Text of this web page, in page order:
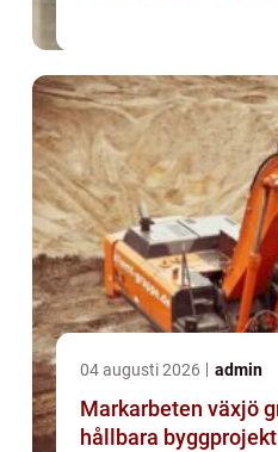
04 augusti 2026 admin
Markarbeten växjö grunden för
hållbara byggprojekt